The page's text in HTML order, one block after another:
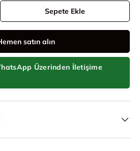
Sepete Ekle
satın alın
Üzerinden İletişime